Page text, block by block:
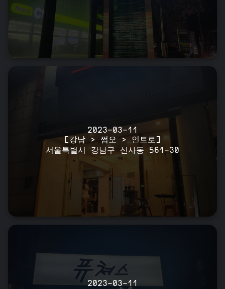
2023-03-11
[강남 > 쩜오 > 인트로]
서울특별시 강남구 신사동 561-30
2023-03-11